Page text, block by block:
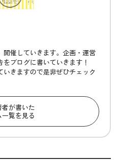
開催していきます。企画・運営
ブログに書いていきます！
きますので是非ぜひチェック
者が書いた
一覧を見る